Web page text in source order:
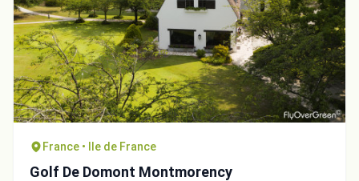
France • Ile de France
Golf De Domont Montmorency